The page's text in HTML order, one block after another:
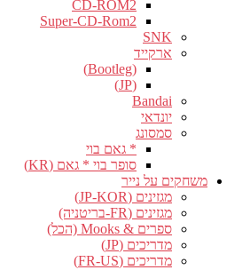
CD-ROM2
Super-CD-Rom2
SNK
ארקייד
(Bootleg)
(JP)
Bandai
יונדאי
סמסונג
* גאם בוי
סופר בוי * גאם (KR)
משחקים על נייר
מגזינים (JP-KOR)
מגזינים (FR-בריטניה)
ספרים & Mooks (הכל)
מדריכים (JP)
מדריכים (FR-US)